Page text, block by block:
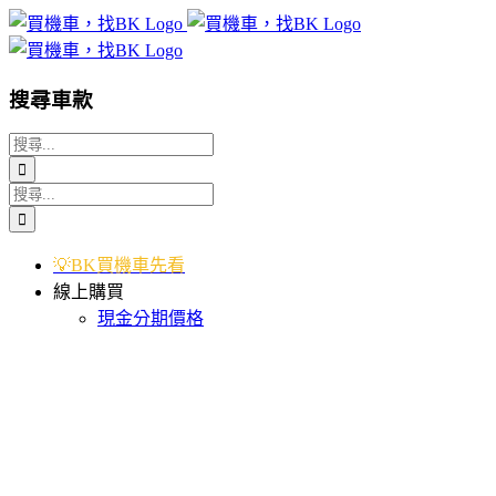
Skip
to
content
搜尋車款
搜
索
結
果：
搜
索
💡BK買機車先看
線上購買
現金分期價格